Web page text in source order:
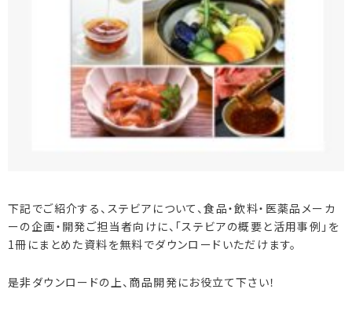
下記でご紹介する、ステビアについて、食品・飲料・医薬品メーカ
ーの企画・開発ご担当者向けに、「ステビアの概要と活用事例」を
1冊にまとめた資料を無料でダウンロードいただけます。
是非ダウンロードの上、商品開発にお役立て下さい！